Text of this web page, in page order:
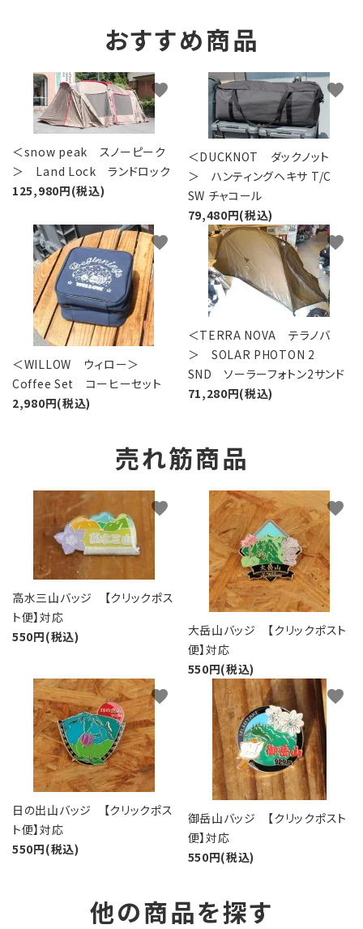
おすすめ商品
＜snow peak スノーピーク
＞ Land Lock ランドロック
125,980円(税込)
favorite
＜DUCKNOT ダックノット
＞ ハンティングヘキサ T/C
SW チャコール
79,480円(税込)
favorite
＜WILLOW ウィロー＞
Coffee Set コーヒーセット
2,980円(税込)
favorite
＜TERRA NOVA テラノバ
＞ SOLAR PHOTON 2
SND ソーラーフォトン2サンド
71,280円(税込)
favorite
売れ筋商品
高水三山バッジ 【クリックポス
ト便】対応
550円(税込)
favorite
大岳山バッジ 【クリックポスト
便】対応
550円(税込)
favorite
日の出山バッジ 【クリックポス
ト便】対応
550円(税込)
favorite
御岳山バッジ 【クリックポスト
便】対応
550円(税込)
favorite
他の商品を探す